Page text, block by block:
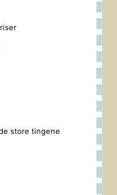
store tingene